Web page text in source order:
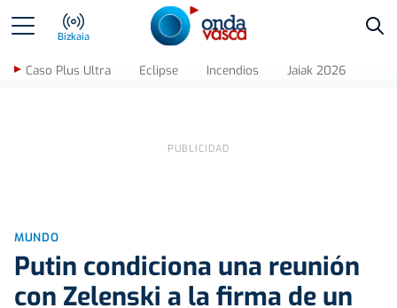
Bizkaia
Caso Plus Ultra Eclipse Incendios Jaiak 2026
MUNDO
Putin condiciona una reunión
con Zelenski a la firma de un